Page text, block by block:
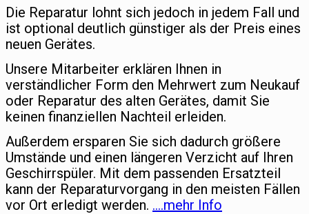
Die Reparatur lohnt sich jedoch in jedem Fall und
ist optional deutlich günstiger als der Preis eines
neuen Gerätes.
Unsere Mitarbeiter erklären Ihnen in
verständlicher Form den Mehrwert zum Neukauf
oder Reparatur des alten Gerätes, damit Sie
keinen finanziellen Nachteil erleiden.
Außerdem ersparen Sie sich dadurch größere
Umstände und einen längeren Verzicht auf Ihren
Geschirrspüler. Mit dem passenden Ersatzteil
kann der Reparaturvorgang in den meisten Fällen
vor Ort erledigt werden. ….mehr Info